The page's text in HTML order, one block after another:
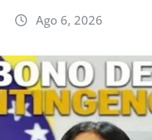
Ago 6, 2026